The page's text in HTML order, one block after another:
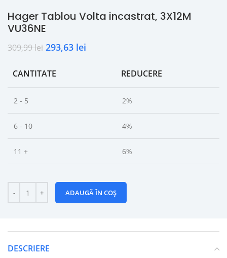
Hager Tablou Volta incastrat, 3X12M
VU36NE
309,99lei 293,63 lei
CANTITATE REDUCERE
2 - 5 2%
6 - 10 4%
11 + 6%
ADAUGĂ ÎN COȘ
DESCRIERE